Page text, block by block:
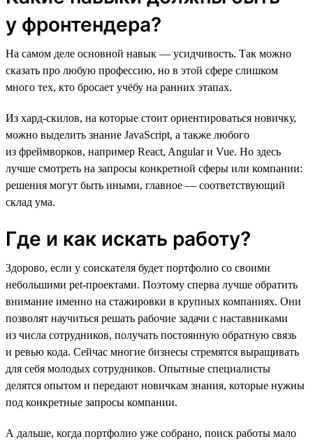
у фронтендера?
На самом деле основной навык — усидчивость. Так можно
сказать про любую профессию, но в этой сфере слишком
много тех, кто бросает учёбу на ранних этапах.
Из хард-скилов, на которые стоит ориентироваться новичку,
можно выделить знание JavaScript, а также любого
из фреймворков, например React, Angular и Vue. Но здесь
лучше смотреть на запросы конкретной сферы или компании:
решения могут быть иными, главное — соответствующий
склад ума.
Где и как искать работу?
Здорово, если у соискателя будет портфолио со своими
небольшими pet-проектами. Поэтому сперва лучше обратить
внимание именно на стажировки в крупных компаниях. Они
позволят научиться решать рабочие задачи с наставниками
из числа сотрудников, получать постоянную обратную связь
и ревью кода. Сейчас многие бизнесы стремятся выращивать
для себя молодых сотрудников. Опытные специалисты
делятся опытом и передают новичкам знания, которые нужны
под конкретные запросы компании.
А дальше, когда портфолио уже собрано, поиск работы мало